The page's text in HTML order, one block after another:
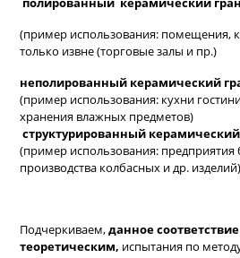
(пример использования: помещения,
только извне (торговые залы и пр.)
неполированный керамический
(пример использования: кухни
хранения влажных предметов)
структурированный керамический
(пример использования: предприятия
производства колбасных и др. изделий)
Подчеркиваем,данное
теоретическим, испытания по